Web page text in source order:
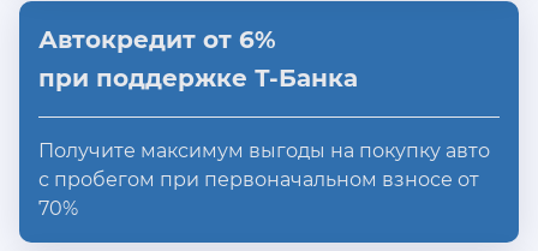
Автокредит от 6%
при поддержке Т-Банка
Получите максимум выгоды на покупку авто
с пробегом при первоначальном взносе от
70%